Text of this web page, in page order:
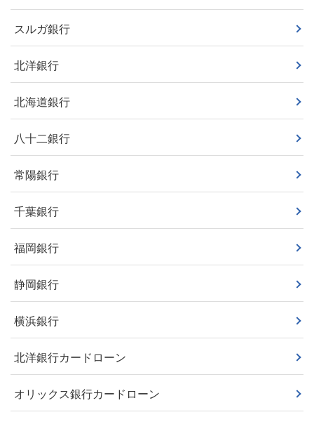
スルガ銀行
北洋銀行
北海道銀行
八十二銀行
常陽銀行
千葉銀行
福岡銀行
静岡銀行
横浜銀行
北洋銀行カードローン
オリックス銀行カードローン